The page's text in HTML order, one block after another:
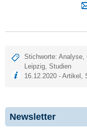
Stichworte:Analyse,
Leipzig,Studien
16.12.2020 -Artikel ,
Newsletter